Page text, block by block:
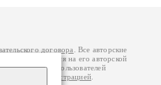
договора
. Все авторские
обратиться на его авторской
. Данные пользователей
с администрацией